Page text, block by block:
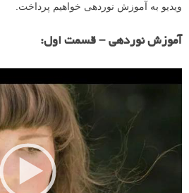
ویدیو به آموزش نوردهی خواهیم پرداخت.
آموزش نوردهی – قسمت اول:
ش